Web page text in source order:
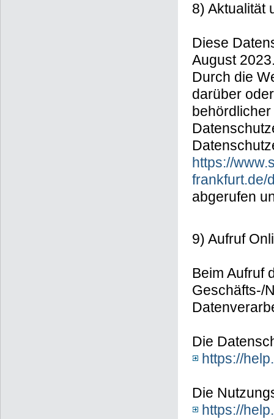
8) Aktualität
Diese
August
Durch die
darüber
https://
frankfurt.de/
abgerufen
9) Aufruf
Beim Aufruf
Geschäfts-/
Die
https://
Die
https://